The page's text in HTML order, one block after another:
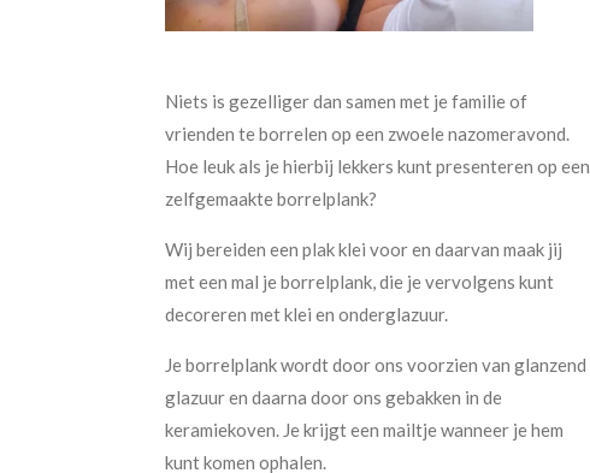
Niets is gezelliger dan samen met je familie of
vrienden te borrelen op een zwoele nazomeravond.
Hoe leuk als je hierbij lekkers kunt presenteren op een
zelfgemaakte borrelplank?
Wij bereiden een plak klei voor en daarvan maak jij
met een mal je borrelplank, die je vervolgens kunt
decoreren met klei en onderglazuur.
Je borrelplank wordt door ons voorzien van glanzend
glazuur en daarna door ons gebakken in de
keramiekoven. Je krijgt een mailtje wanneer je hem
kunt komen ophalen.